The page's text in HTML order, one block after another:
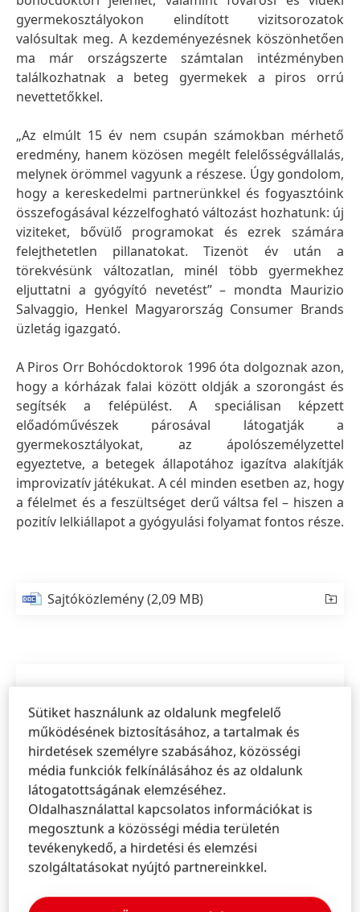
gyermekosztályokon elindított vizitsorozatok
valósultak meg. A kezdeményezésnek köszönhetően
ma már országszerte számtalan intézményben
találkozhatnak a beteg gyermekek a piros orrú
nevettetőkkel.
„Az elmúlt 15 év nem csupán számokban mérhető
eredmény, hanem közösen megélt felelősségvállalás,
melynek örömmel vagyunk a részese. Úgy gondolom,
hogy a kereskedelmi partnerünkkel és fogyasztóink
összefogásával kézzelfogható változást hozhatunk: új
viziteket, bővülő programokat és ezrek számára
felejthetetlen pillanatokat. Tizenöt év után a
törekvésünk változatlan, minél több gyermekhez
eljuttatni a gyógyító nevetést” – mondta Maurizio
Salvaggio, Henkel Magyarország Consumer Brands
üzletág igazgató.
A Piros Orr Bohócdoktorok 1996 óta dolgoznak azon,
hogy a kórházak falai között oldják a szorongást és
segítsék a felépülést. A speciálisan képzett
előadóművészek párosával látogatják a
gyermekosztályokat, az ápolószemélyzettel
egyeztetve, a betegek állapotához igazítva alakítják
improvizatív játékukat. A cél minden esetben az, hogy
a félelmet és a feszültséget derű váltsa fel – hiszen a
pozitív lelkiállapot a gyógyulási folyamat fontos része.
Sajtóközlemény(2,09 MB)
Sütiket használunk az oldalunk megfelelő
működésének biztosításához, a tartalmak és
hirdetések személyre szabásához, közösségi
média funkciók felkínálásához és az oldalunk
látogatottságának elemzéséhez.
Oldalhasználattal kapcsolatos információkat is
megosztunk a közösségi média területén
tevékenykedő, a hirdetési és elemzési
szolgáltatásokat nyújtó partnereinkkel.